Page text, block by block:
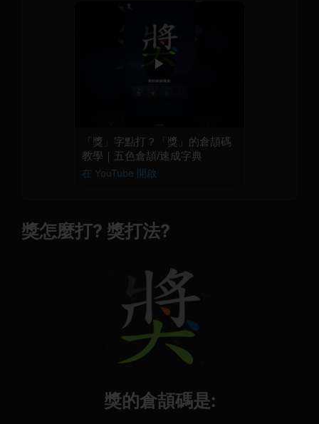
▶
「獎」字點打？「獎」的倉頡碼
教學｜五色倉頡/速成字典
在 YouTube 開啟
獎怎麼打? 獎打法?
獎的倉頡碼是: